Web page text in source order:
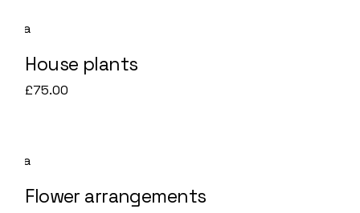
House plants
£75.00
Flower arrangements